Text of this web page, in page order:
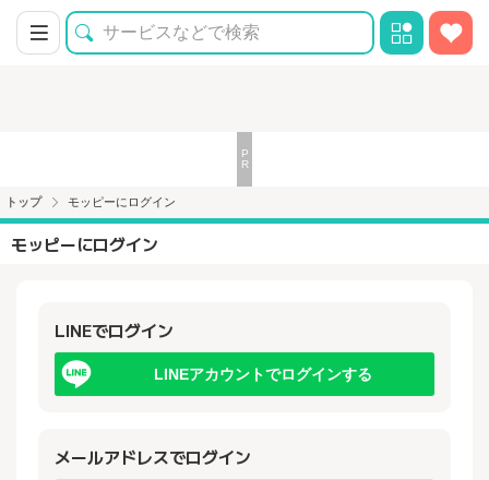
トップ モッピーにログイン
モッピーにログイン
LINEでログイン
LINEアカウントでログインする
メールアドレスでログイン